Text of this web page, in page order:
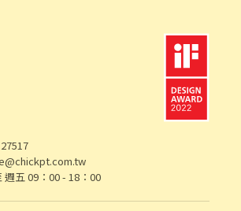
週五 09：00 - 18：00